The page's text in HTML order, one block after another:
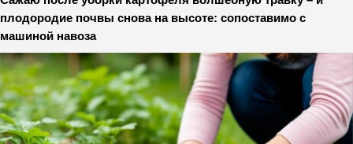
плодородие почвы снова на высоте: сопоставимо с
машиной навоза